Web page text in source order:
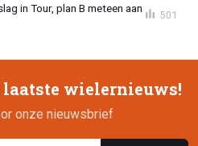
in Tour, plan B meteen aan
501
wielernieuws!
onze nieuwsbrief